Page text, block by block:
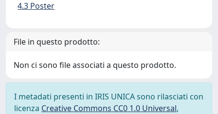
4.3 Poster
File in questo prodotto:
Non ci sono file associati a questo prodotto.
I metadati presenti in IRIS UNICA sono rilasciati con
licenza Creative Commons CC0 1.0 Universal,